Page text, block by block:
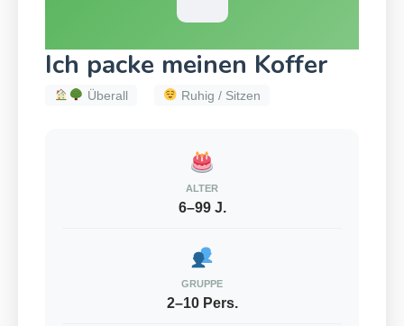
Ich packe meinen Koffer
Überall Ruhig / Sitzen
ALTER
6–99 J.
GRUPPE
2–10 Pers.